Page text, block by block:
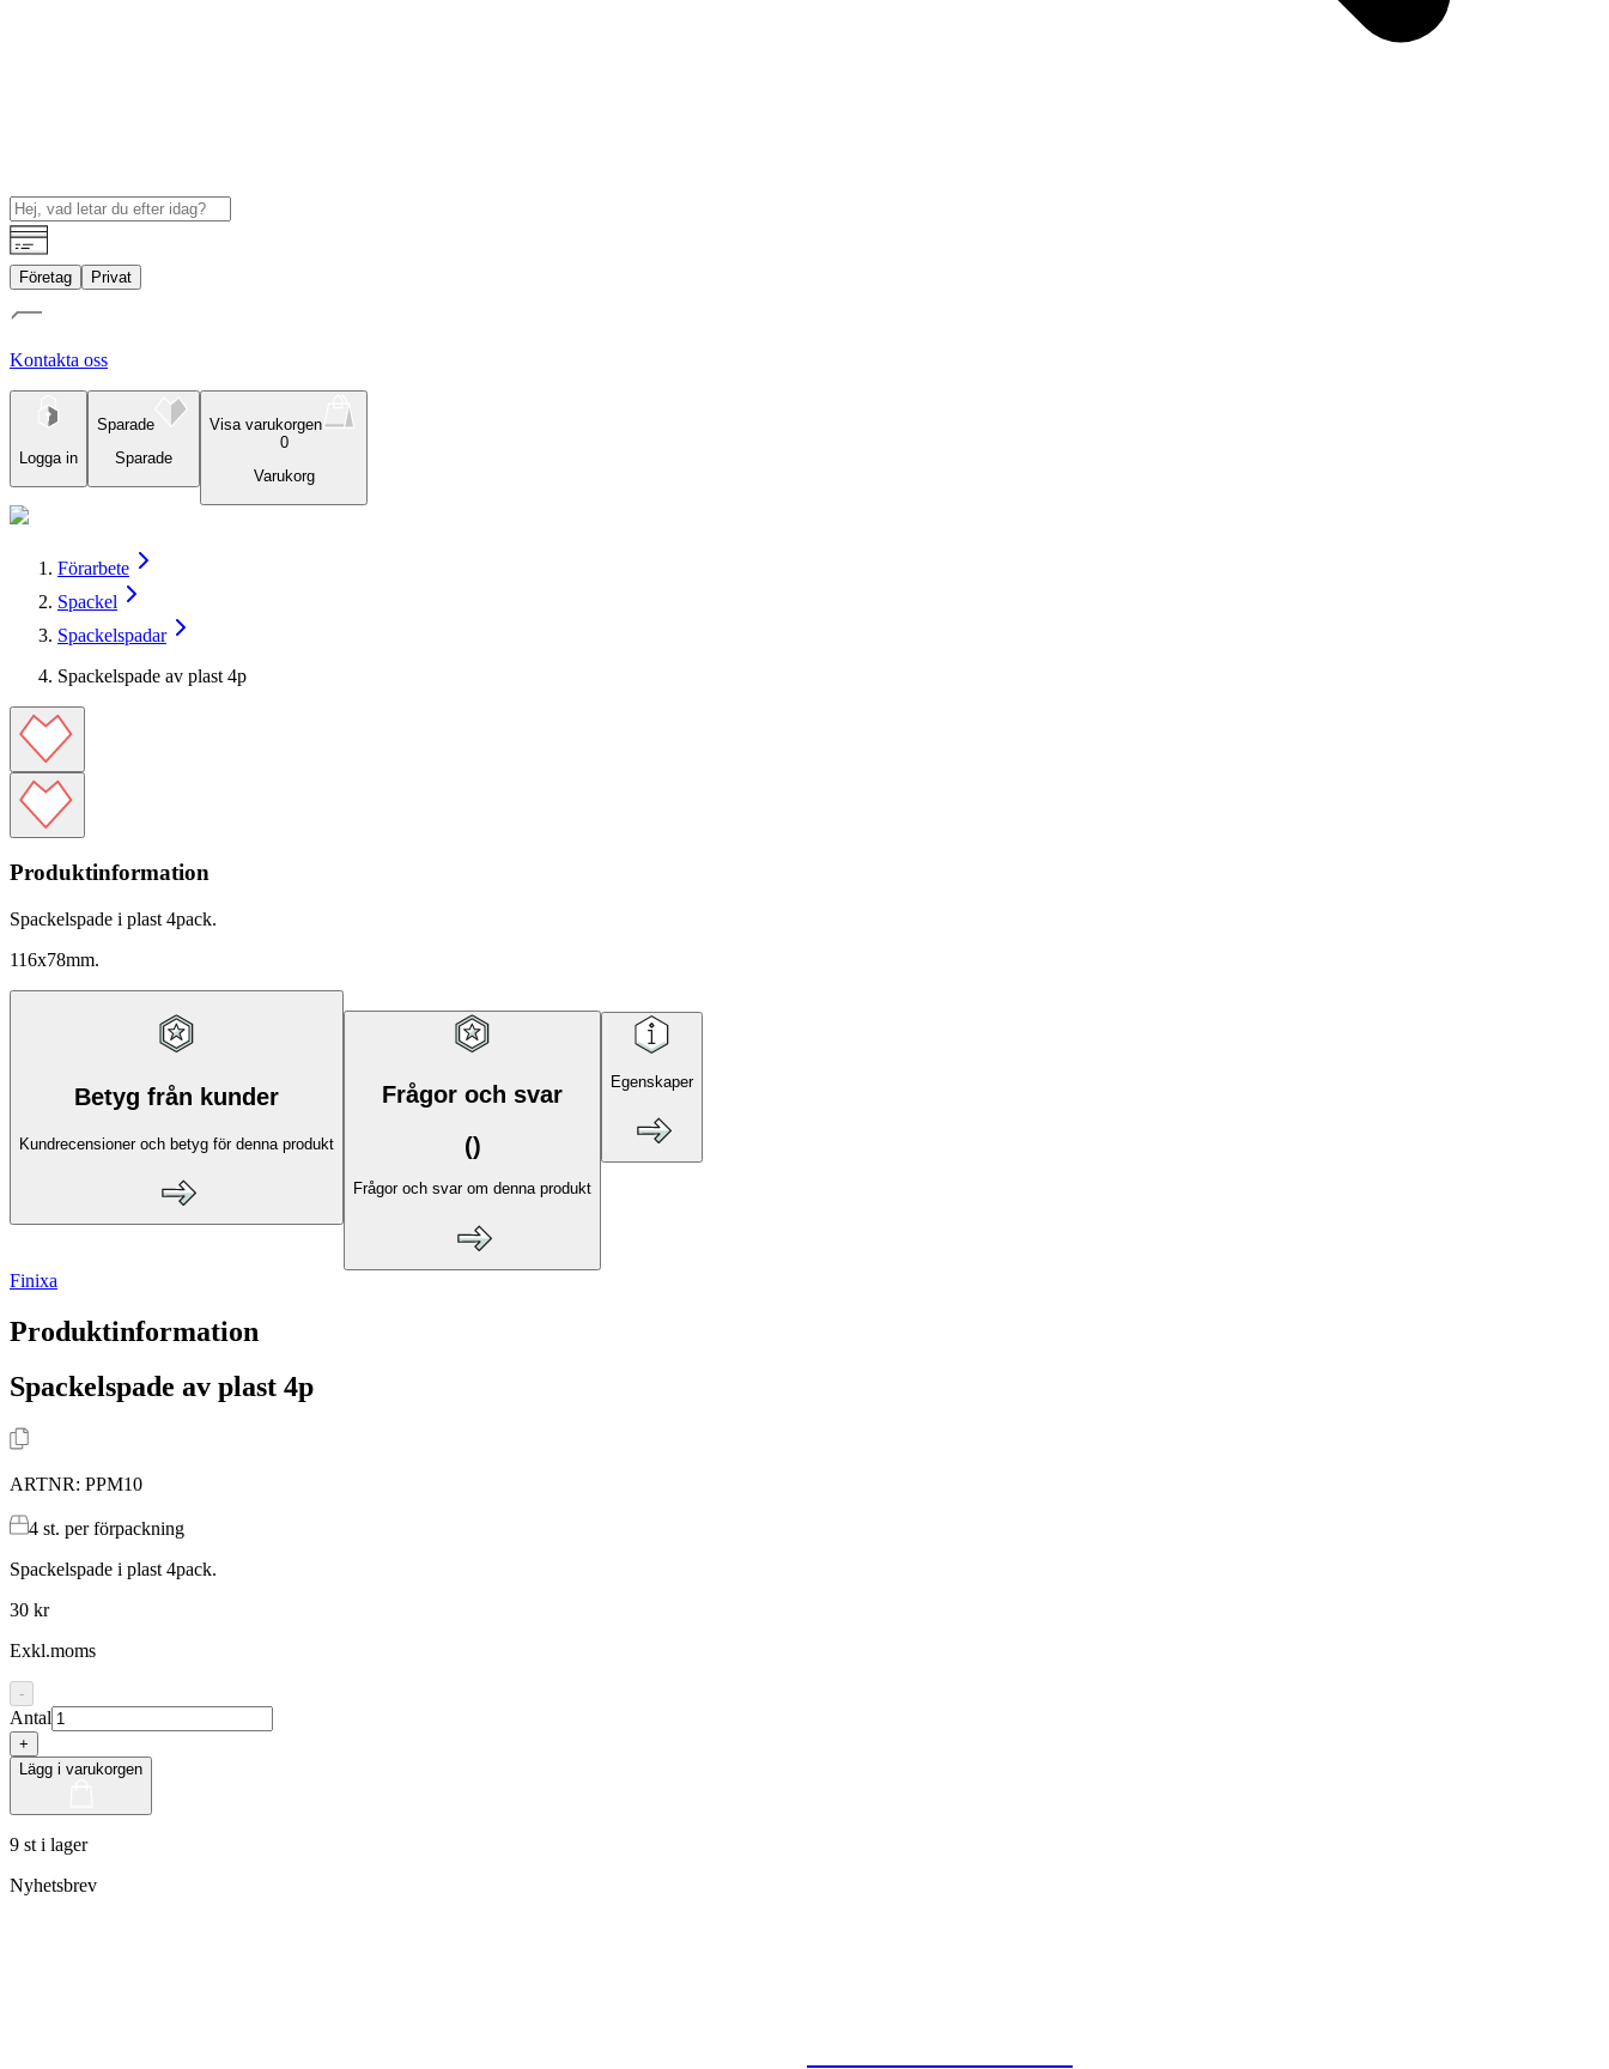
Företag Privat
Kontakta oss
Logga in
Sparade
Sparade
Visa varukorgen
0
Varukorg
Förarbete
Spackel
Spackelspadar
Spackelspade av plast 4p
Produktinformation
Spackelspade i plast 4pack.
116x78mm.
Betyg från kunder
Kundrecensioner och betyg för denna produkt
Frågor och svar
()
Frågor och svar om denna produkt
Egenskaper
Finixa
Produktinformation
Spackelspade av plast 4p
ARTNR: PPM10
4 st. per förpackning
Spackelspade i plast 4pack.
30 kr
Exkl.moms
-
Antal
+
Lägg i varukorgen
9 st i lager
Nyhetsbrev